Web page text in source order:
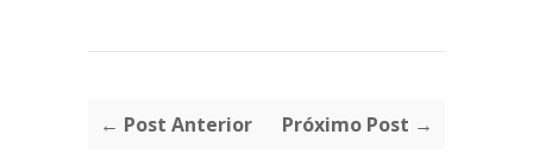
← Post Anterior Próximo Post →